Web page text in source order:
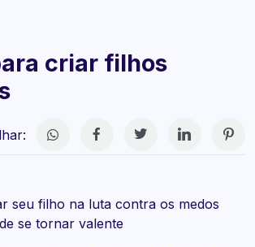
criar filhos
seu filho na luta contra os medos
se tornar valente